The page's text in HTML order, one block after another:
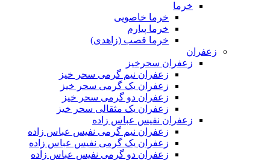
خرما
خرما خاصویی
خرما پیارم
خرما قصب (زاهدی)
زعفران
زعفران سحرخیز
زعفران نیم گرمی سحر خیز
زعفران یک گرمی سحر خیز
زعفران دو گرمی سحر خیز
زعفران یک مثقالی سحر خیز
زعفران نفیس عباس زاده
زعفران نیم گرمی نفیس عباس زاده
زعفران یک گرمی نفیس عباس زاده
زعفران دو گرمی نفیس عباس زاده